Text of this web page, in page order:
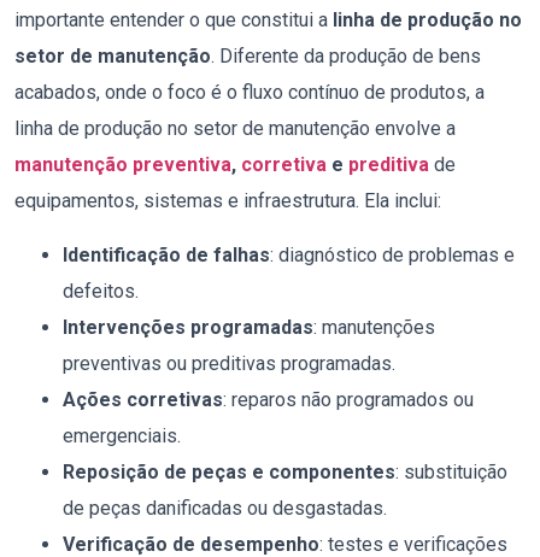
importante entender o que constitui a linha de produção no
setor de manutenção. Diferente da produção de bens
acabados, onde o foco é o fluxo contínuo de produtos, a
linha de produção no setor de manutenção envolve a
manutenção preventiva, corretiva e preditiva de
equipamentos, sistemas e infraestrutura. Ela inclui:
Identificação de falhas: diagnóstico de problemas e
defeitos.
Intervenções programadas: manutenções
preventivas ou preditivas programadas.
Ações corretivas: reparos não programados ou
emergenciais.
Reposição de peças e componentes: substituição
de peças danificadas ou desgastadas.
Verificação de desempenho: testes e verificações